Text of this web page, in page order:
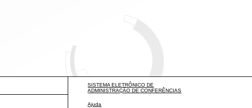
SISTEMA ELETRÔNICO DE
ADMINISTRAÇÃO DE CONFERÊNCIAS
Ajuda